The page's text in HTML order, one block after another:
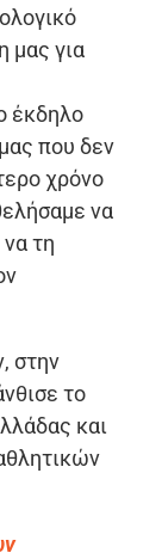
μας για
έκδηλο
που δεν
χρόνο
να
τη
στην
το
και